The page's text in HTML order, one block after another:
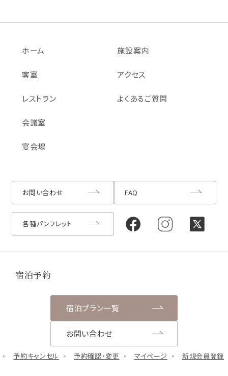
お問い合わせ FAQ
各種パンフレット
ホーム
客室
レストラン
会議室
宴会場
施設案内
アクセス
よくあるご質問
宿泊予約
宿泊プラン一覧
お問い合わせ
予約キャンセル 予約確認・変更 マイページ 新規会員登録